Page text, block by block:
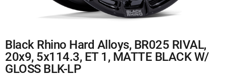
Zum
Anfang
der
Bildgalerie
springen
Black Rhino Hard Alloys, BR025 RIVAL,
20x9, 5x114.3, ET 1, MATTE BLACK W/
GLOSS BLK-LP